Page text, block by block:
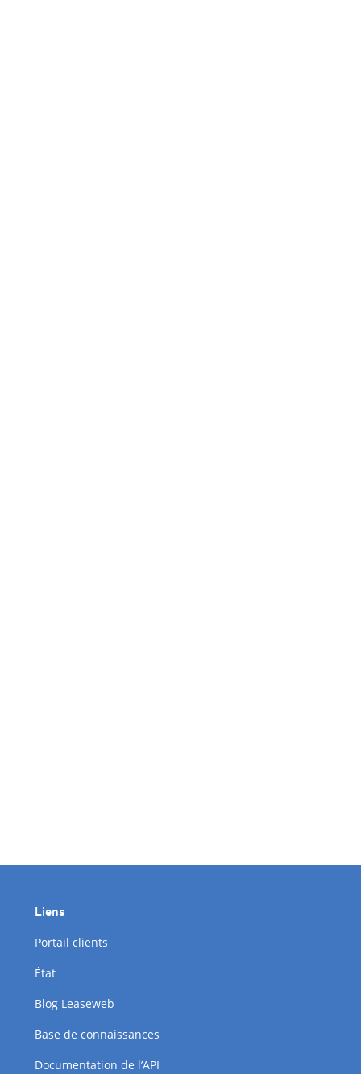
Liens
Portail clients
État
Blog Leaseweb
Base de connaissances
Documentation de l’API